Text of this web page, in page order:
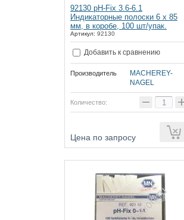
92130 pH-Fix 3.6-6.1
Индикаторные полоски 6 х 85
мм, в коробе, 100 шт/упак.
Артикул: 92130
Добавить к сравнению
Производитель
MACHEREY-
NAGEL
Количество: −
Цена по запросу